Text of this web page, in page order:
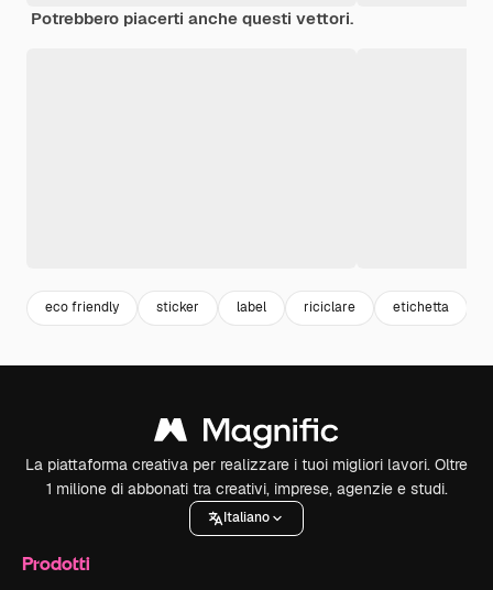
Potrebbero piacerti anche questi vettori.
eco friendly sticker label riciclare etichetta
La piattaforma creativa per realizzare i tuoi migliori lavori. Oltre
1 milione di abbonati tra creativi, imprese, agenzie e studi.
Italiano
Prodotti